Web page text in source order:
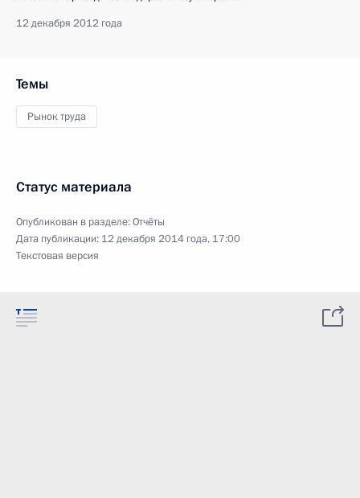
12 декабря 2012 года
Темы
Рынок труда
Статус материала
Опубликован в разделе:Отчёты
Дата публикации: 12 декабря 2014 года, 17:00
Текстовая версия